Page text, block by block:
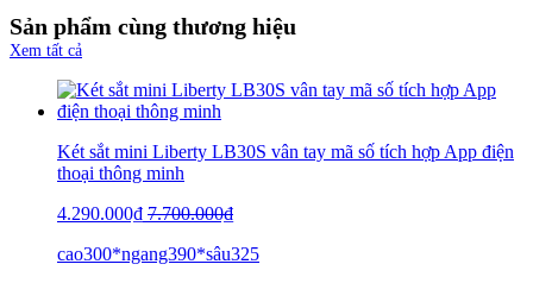
Sản phẩm cùng thương hiệu
Xem tất cả
Két sắt mini Liberty LB30S vân tay mã số tích hợp App điện
thoại thông minh
4.290.000₫ 7.700.000₫
cao300*ngang390*sâu325